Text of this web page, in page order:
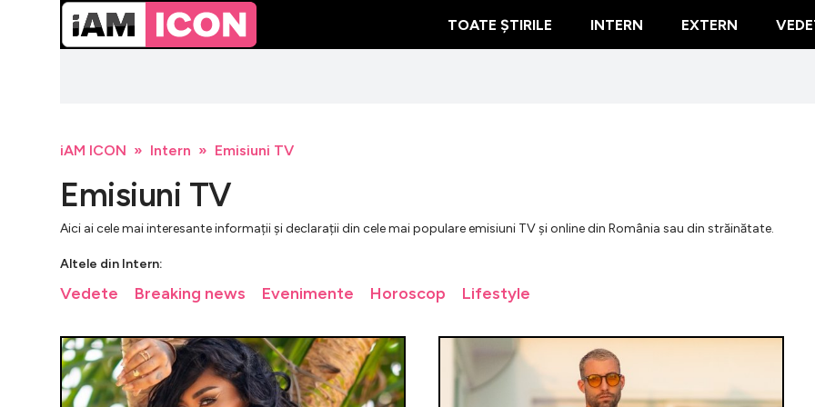
TOATE ȘTIRILE INTERN EXTERN
iAM ICON Intern Emisiuni TV
Emisiuni TV
Aici ai cele mai interesante informații și declarații din cele mai populare emisiuni TV și online din România sau din străinătate.
Altele din Intern:
Vedete Breaking news Evenimente Horoscop Lifestyle
Naba